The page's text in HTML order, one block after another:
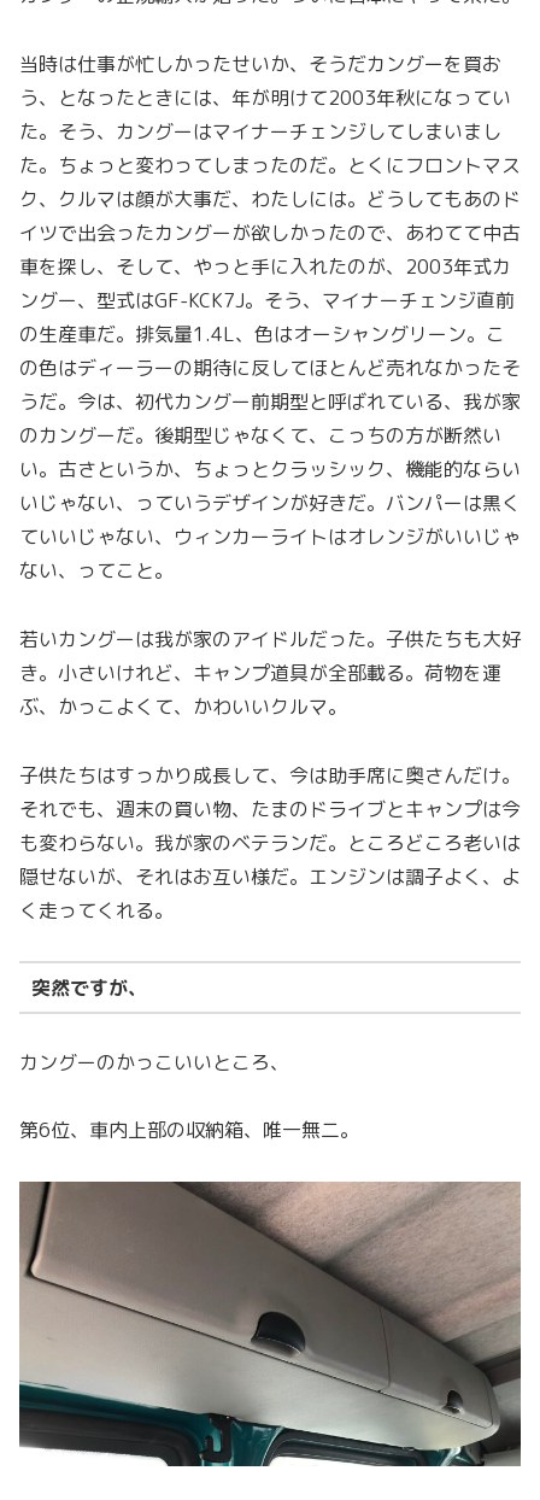
当時は仕事が忙しかったせいか、そうだカングーを買お
う、となったときには、年が明けて2003年秋になってい
た。そう、カングーはマイナーチェンジしてしまいまし
た。ちょっと変わってしまったのだ。とくにフロントマス
ク、クルマは顔が大事だ、わたしには。どうしてもあのド
イツで出会ったカングーが欲しかったので、あわてて中古
車を探し、そして、やっと手に入れたのが、2003年式カ
ングー、型式はGF-KCK7J。そう、マイナーチェンジ直前
の生産車だ。排気量1.4L、色はオーシャングリーン。こ
の色はディーラーの期待に反してほとんど売れなかったそ
うだ。今は、初代カングー前期型と呼ばれている、我が家
のカングーだ。後期型じゃなくて、こっちの方が断然い
い。古さというか、ちょっとクラッシック、機能的ならい
いじゃない、っていうデザインが好きだ。バンパーは黒く
ていいじゃない、ウィンカーライトはオレンジがいいじゃ
ない、ってこと。
若いカングーは我が家のアイドルだった。子供たちも大好
き。小さいけれど、キャンプ道具が全部載る。荷物を運
ぶ、かっこよくて、かわいいクルマ。
子供たちはすっかり成長して、今は助手席に奥さんだけ。
それでも、週末の買い物、たまのドライブとキャンプは今
も変わらない。我が家のベテランだ。ところどころ老いは
隠せないが、それはお互い様だ。エンジンは調子よく、よ
く走ってくれる。
突然ですが、
カングーのかっこいいところ、
第6位、車内上部の収納箱、唯一無二。